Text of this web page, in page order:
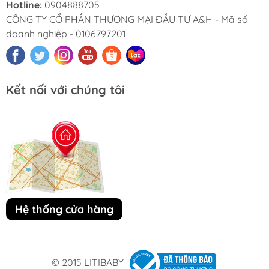
Hotline: 0904888705
CÔNG TY CỔ PHẦN THƯƠNG MẠI ĐẦU TƯ A&H - Mã số
doanh nghiệp - 0106797201
Kết nối với chúng tôi
Hệ thống cửa hàng
© 2015 LITIBABY .